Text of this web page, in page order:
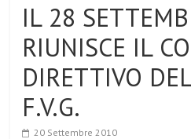
IL 28
RIUNISCE IL
DIRETTIVO
F.V.G.
20 Settembre 2010